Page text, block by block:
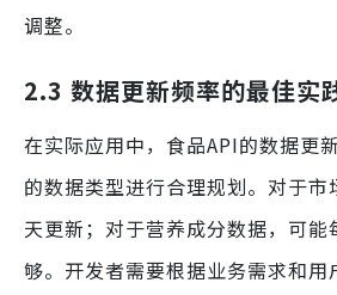
调整。
2.3 数据更新频率的最佳实
在实际应用中，食品API的数据更
的数据类型进行合理规划。对于
天更新；对于营养成分数据，可能
够。开发者需要根据业务需求和用